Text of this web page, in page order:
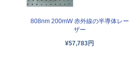
808nm 200mW 赤外線の半導体レー
ザー
¥57,783円